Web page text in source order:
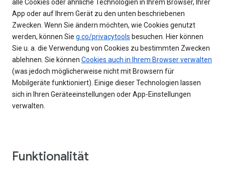
alle Cookies oder ähnliche Technologien in Ihrem Browser, Ihrer
App oder auf Ihrem Gerät zu den unten beschriebenen
Zwecken. Wenn Sie ändern möchten, wie Cookies genutzt
werden, können Sie g.co/privacytools besuchen. Hier können
Sie u. a. die Verwendung von Cookies zu bestimmten Zwecken
ablehnen. Sie können Cookies auch in Ihrem Browser verwalten
(was jedoch möglicherweise nicht mit Browsern für
Mobilgeräte funktioniert). Einige dieser Technologien lassen
sich in Ihren Geräteeinstellungen oder App-Einstellungen
verwalten.
Funktionalität